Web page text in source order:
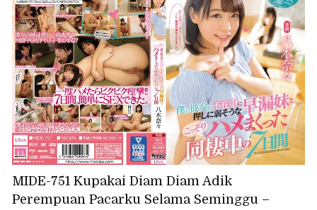
MIDE-751 Kupakai Diam Diam Adik
Perempuan Pacarku Selama Seminggu –